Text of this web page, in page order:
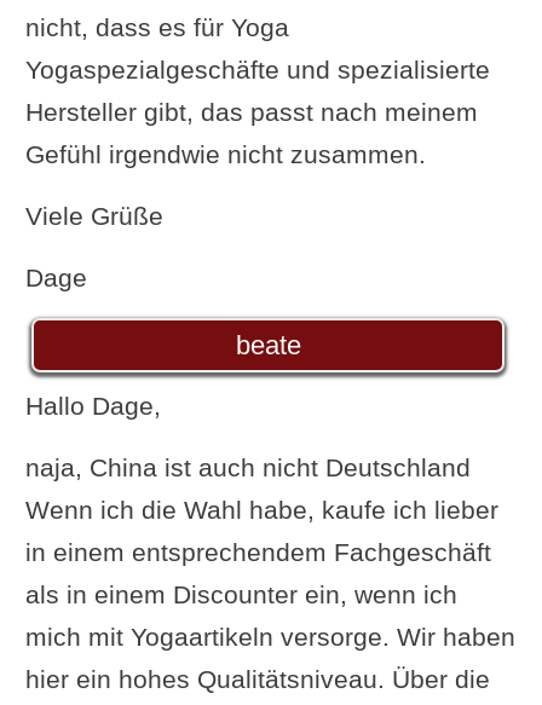
nicht, dass es für Yoga
Yogaspezialgeschäfte und spezialisierte
Hersteller gibt, das passt nach meinem
Gefühl irgendwie nicht zusammen.
Viele Grüße
Dage
beate
Hallo Dage,
naja, China ist auch nicht Deutschland
Wenn ich die Wahl habe, kaufe ich lieber
in einem entsprechendem Fachgeschäft
als in einem Discounter ein, wenn ich
mich mit Yogaartikeln versorge. Wir haben
hier ein hohes Qualitätsniveau. Über die